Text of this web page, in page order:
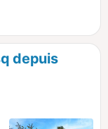
le parking
gare.
depuis